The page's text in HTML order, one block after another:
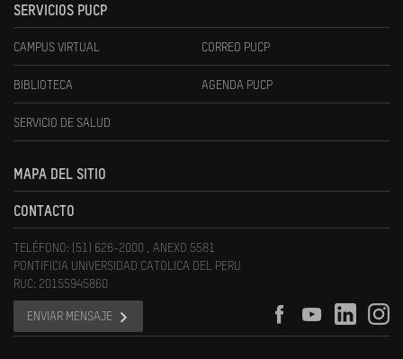
SERVICIOS PUCP
CAMPUS VIRTUAL CORREO PUCP
BIBLIOTECA AGENDA PUCP
SERVICIO DE SALUD
MAPA DEL SITIO
CONTACTO
TELÉFONO: (51) 626-2000 , ANEXO 5581
PONTIFICIA UNIVERSIDAD CATOLICA DEL PERU
RUC: 20155945860
ENVIAR MENSAJE